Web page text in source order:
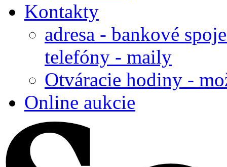
Kontakty
adresa - bankové
telefóny - maily
Otváracie hodiny -
Online aukcie